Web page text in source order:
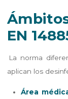
EN
La norma
aplican los
Área